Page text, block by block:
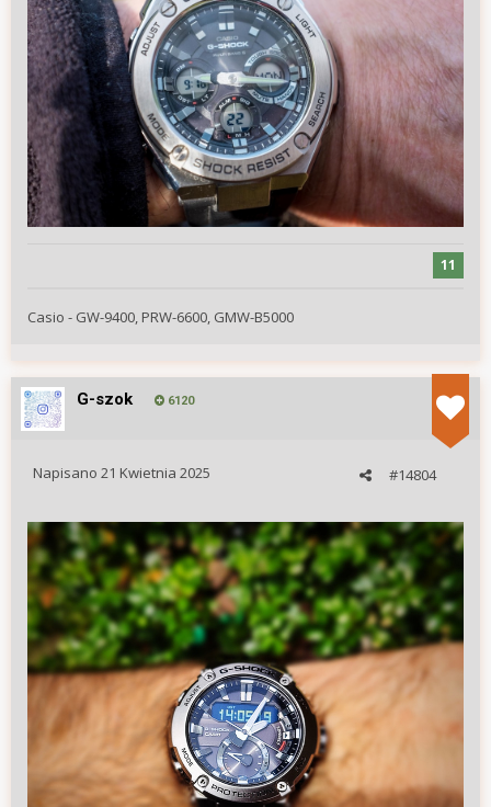
11
Casio - GW-9400, PRW-6600, GMW-B5000
G-szok 6120
#14804
Napisano 21 Kwietnia 2025